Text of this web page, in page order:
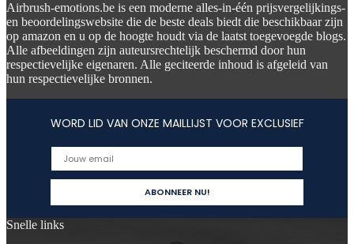
Airbrush-emotions.be is een moderne alles-in-één prijsvergelijkings-
en beoordelingswebsite die de beste deals biedt die beschikbaar zijn
op amazon en u op de hoogte houdt via de laatst toegevoegde blogs.
Alle afbeeldingen zijn auteursrechtelijk beschermd door hun
respectievelijke eigenaren. Alle geciteerde inhoud is afgeleid van
hun respectievelijke bronnen.
WORD LID VAN ONZE MAILLIJST VOOR EXCLUSIEF
Snelle links